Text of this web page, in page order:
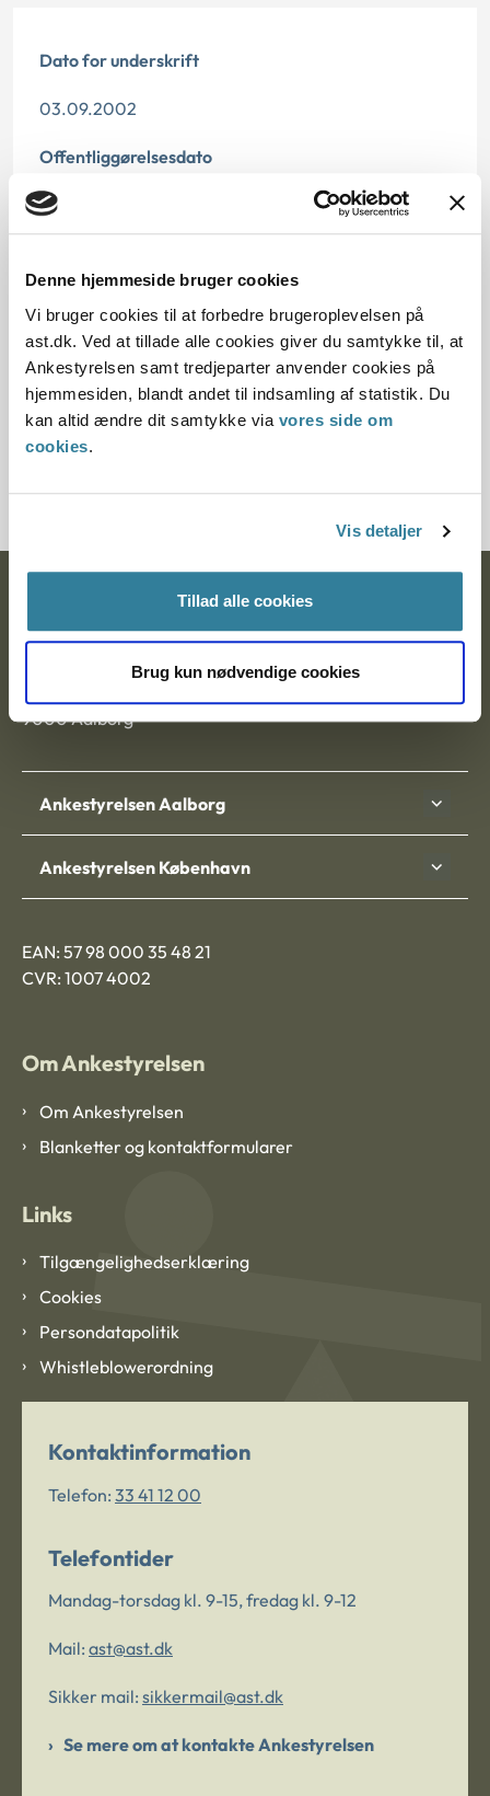
Denne hjemmeside bruger cookies
Vi bruger cookies til at forbedre brugeroplevelsen på
ast.dk. Ved at tillade alle cookies giver du samtykke til, at
Ankestyrelsen samt tredjeparter anvender cookies på
hjemmesiden, blandt andet til indsamling af statistik. Du
kan altid ændre dit samtykke via vores side om
cookies.
Vis detaljer
Tillad alle cookies
Brug kun nødvendige cookies
Dato for underskrift
03.09.2002
Offentliggørelsesdato
10.07.2013
da den ikke længere har vejledningsværdi.
Paragraf
§ 59 § 42 § 58
Journalnummer
Postadresse:
9000 Aalborg
Ankestyrelsen Aalborg
Ankestyrelsen København
EAN: 57 98 000 35 48 21
CVR: 1007 4002
Om Ankestyrelsen
Om Ankestyrelsen
Blanketter og kontaktformularer
Links
Tilgængelighedserklæring
Cookies
Persondatapolitik
Whistleblowerordning
Kontaktinformation
Telefon: 33 41 12 00
Telefontider
Mandag-torsdag kl. 9-15, fredag kl. 9-12
Mail: ast@ast.dk
Sikker mail: sikkermail@ast.dk
Se mere om at kontakte Ankestyrelsen